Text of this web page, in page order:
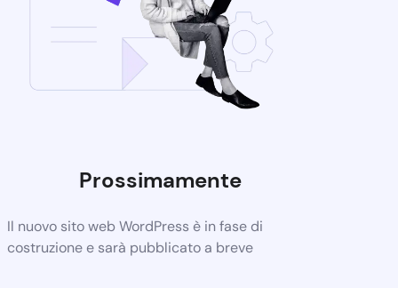
Prossimamente
Il nuovo sito web WordPress è in fase di
costruzione e sarà pubblicato a breve